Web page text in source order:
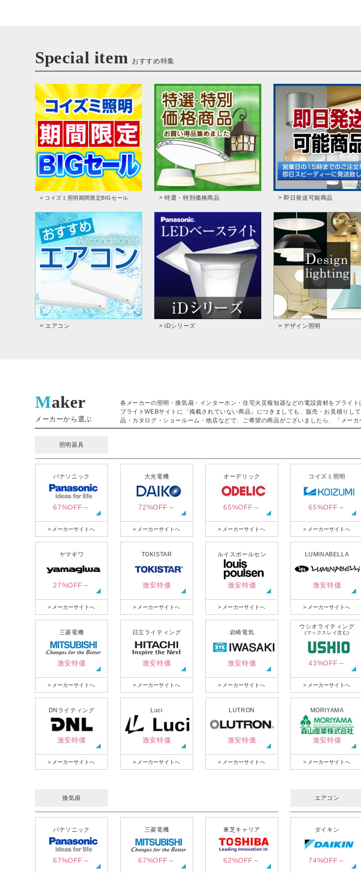
Special item おすすめ特集
> コイズミ照明期間限定BIGセール > 特選・特別価格商品 > 即日発送可能商品
> エアコン > iDシリーズ > デザイン照明
Maker
メーカーから選ぶ
各メーカーの照明・換気扇・インターホン・住宅火災報知器などの電設資材をブライト
ブライトWEBサイトに「掲載されていない商品」につきましても、販売・お見積り
品・カタログ・ショールーム・他店などで、ご希望の商品がございましたら、「メー
照明器具
パナソニック
67%OFF～
> メーカーサイトへ
大光電機
72%OFF～
> メーカーサイトへ
オーデリック
65%OFF～
> メーカーサイトへ
コイズミ照明
65%OFF～
> メーカーサイトへ
ヤマギワ
27%OFF～
> メーカーサイトへ
TOKISTAR
激安特価
> メーカーサイトへ
ルイスポールセン
激安特価
> メーカーサイトへ
LUMINABELLA
激安特価
> メーカーサイトへ
三菱電機
激安特価
> メーカーサイトへ
日立ライティング
激安特価
> メーカーサイトへ
岩崎電気
激安特価
> メーカーサイトへ
ウシオライティング
(マックスレイ含む)
43%OFF～
> メーカーサイトへ
DNライティング
激安特価
> メーカーサイトへ
Luci
激安特価
> メーカーサイトへ
LUTRON
激安特価
> メーカーサイトへ
MORIYAMA
激安特価
> メーカーサイトへ
換気扇 エアコン
パナソニック
67%OFF～
三菱電機
67%OFF～
東芝キャリア
62%OFF～
ダイキン
74%OFF～